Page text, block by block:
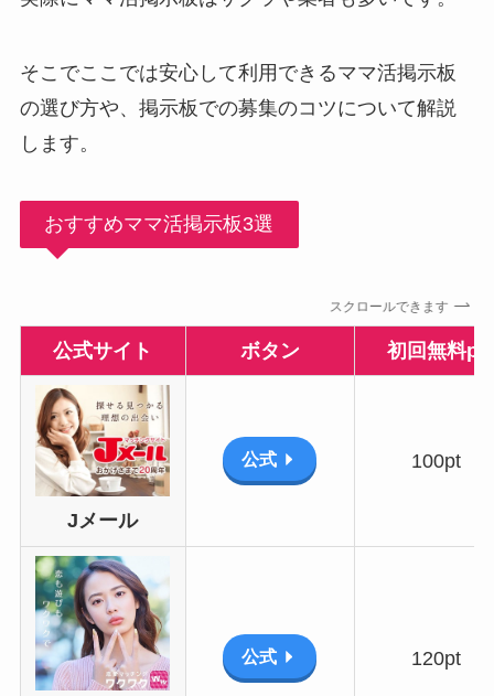
そこでここでは安心して利用できるママ活掲示板
の選び方や、掲示板での募集のコツについて解説
します。
おすすめママ活掲示板3選
スクロールできます
公式サイト ボタン 初回無料pt
Jメール
公式 100pt
公式 120pt